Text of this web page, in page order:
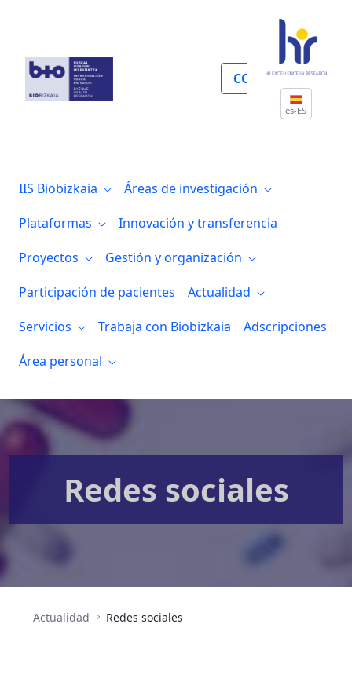
COLABORA
es-ES
IIS Biobizkaia
Áreas de investigación
Plataformas
Innovación y transferencia
Proyectos
Gestión y organización
Participación de pacientes
Actualidad
Servicios
Trabaja con Biobizkaia
Adscripciones
Área personal
Redes sociales
Actualidad Redes sociales